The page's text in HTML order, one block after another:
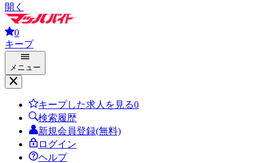
開く
0
キープ
メニュー
キープした求人を見る0
検索履歴
新規会員登録(無料)
ログイン
ヘルプ